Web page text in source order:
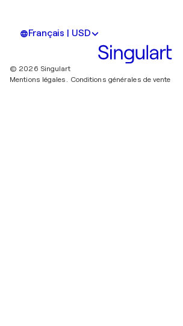
Français | USD
© 2026 Singulart
Mentions légales. Conditions générales de vente